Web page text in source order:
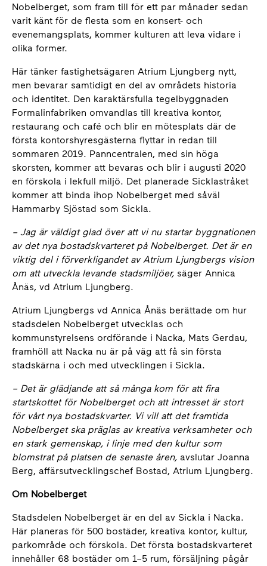
Nobelberget, som fram till för ett par månader sedan
varit känt för de flesta som en konsert- och
evenemangsplats, kommer kulturen att leva vidare i
olika former.
Här tänker fastighetsägaren Atrium Ljungberg nytt,
men bevarar samtidigt en del av områdets historia
och identitet. Den karaktärsfulla tegelbyggnaden
Formalinfabriken omvandlas till kreativa kontor,
restaurang och café och blir en mötesplats där de
första kontorshyresgästerna flyttar in redan till
sommaren 2019. Panncentralen, med sin höga
skorsten, kommer att bevaras och blir i augusti 2020
en förskola i lekfull miljö. Det planerade Sicklastråket
kommer att binda ihop Nobelberget med såväl
Hammarby Sjöstad som Sickla.
– Jag är väldigt glad över att vi nu startar byggnationen
av det nya bostadskvarteret på Nobelberget. Det är en
viktig del i förverkligandet av Atrium Ljungbergs vision
om att utveckla levande stadsmiljöer, säger Annica
Ånäs, vd Atrium Ljungberg.
Atrium Ljungbergs vd Annica Ånäs berättade om hur
stadsdelen Nobelberget utvecklas och
kommunstyrelsens ordförande i Nacka, Mats Gerdau,
framhöll att Nacka nu är på väg att få sin första
stadskärna i och med utvecklingen i Sickla.
– Det är glädjande att så många kom för att fira
startskottet för Nobelberget och att intresset är stort
för vårt nya bostadskvarter. Vi vill att det framtida
Nobelberget ska präglas av kreativa verksamheter och
en stark gemenskap, i linje med den kultur som
blomstrat på platsen de senaste åren, avslutar Joanna
Berg, affärsutvecklingschef Bostad, Atrium Ljungberg.
Om Nobelberget
Stadsdelen Nobelberget är en del av Sickla i Nacka.
Här planeras för 500 bostäder, kreativa kontor, kultur,
parkområde och förskola. Det första bostadskvarteret
innehåller 68 bostäder om 1–5 rum, försäljning pågår